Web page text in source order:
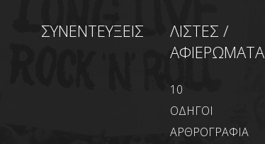
ΣΥΝΕΝΤΕΥΞΕΙΣ
ΛΙΣΤΕΣ /
ΑΦΙΕΡΩΜΑΤΑ
10
ΟΔΗΓΟΙ
ΑΡΘΡΟΓΡΑΦΙΑ